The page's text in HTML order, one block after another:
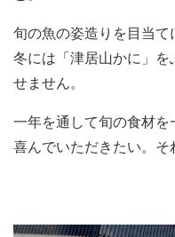
旬の魚の姿造りを目当て
冬には「津居山かに」
せません。
一年を通して旬の食材
喜んでいただきたい。そ